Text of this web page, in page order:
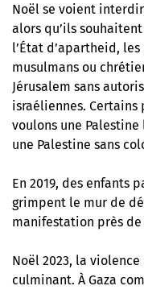
Noël se voient
alors qu’ils
l’État d’apartheid,
musulmans ou
Jérusalem sans
israéliennes.
voulons une
une Palestine sans
En 2019, des enfants
grimpent le mur de
manifestation près
Noël 2023, la
culminant. À Gaza